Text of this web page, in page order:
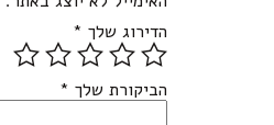
הדירוג שלך *
הביקורת שלך *